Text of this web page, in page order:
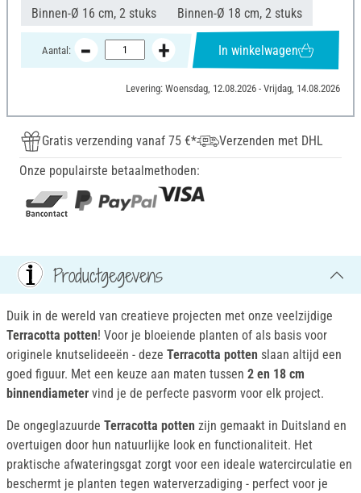
Binnen-Ø 16 cm, 2 stuks
Binnen-Ø 18 cm, 2 stuks
Aantal: In winkelwagen
Levering: Woensdag, 12.08.2026 - Vrijdag, 14.08.2026
Gratis verzending vanaf 75 €*
Verzenden met DHL
Onze populairste betaalmethoden:
Productgegevens
Duik in de wereld van creatieve projecten met onze veelzijdige
Terracotta potten! Voor je bloeiende planten of als basis voor
originele knutselideeën - deze Terracotta potten slaan altijd een
goed figuur. Met een keuze aan maten tussen 2 en 18 cm
binnendiameter vind je de perfecte pasvorm voor elk project.
De ongeglazuurde Terracotta potten zijn gemaakt in Duitsland en
overtuigen door hun natuurlijke look en functionaliteit. Het
praktische afwateringsgat zorgt voor een ideale watercirculatie en
beschermt je planten tegen waterverzadiging - perfect voor je